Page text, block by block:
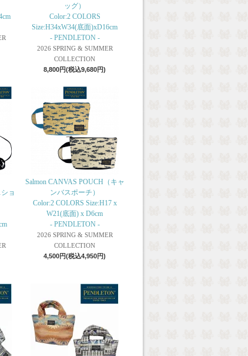
ッグ）
Color:2 COLORS
Size:H34xW34(底面)xD16cm
- PENDLETON -
2026 SPRING & SUMMER
COLLECTION
8,800円(税込9,680円)
ョ
Salmon CANVAS POUCH（キャ
ンバスポーチ）
Color:2 COLORS Size:H17 x
W21(底面) x D6cm
- PENDLETON -
2026 SPRING & SUMMER
COLLECTION
4,500円(税込4,950円)